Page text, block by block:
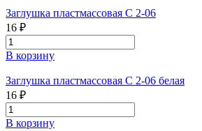
Заглушка пластмассовая С 2-06
16 ₽
В корзину
Заглушка пластмассовая С 2-06 белая
16 ₽
В корзину